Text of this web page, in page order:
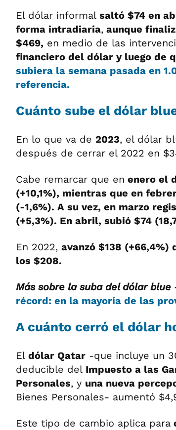
El dólar informal saltó $74 en
forma intradiaria, aunque
$469, en medio de las
financiero del dólar y luego de
subiera la semana pasada en
referencia.
Cuánto sube el dólar
En lo que va de 2023, el dólar
después de cerrar el 2022 en
Cabe remarcar que en enero el
(+10,1%), mientras que en
(-1,6%). A su vez, en marzo
(+5,3%). En abril, subió $74
En 2022, avanzó $138 (+66,4%)
los $208.
Más sobre la suba del dólar blue
récord: en la mayoría de las
A cuánto cerró el dólar
El dólar Qatar -que incluye un
deducible del Impuesto a las
Personales, y una nueva
Bienes Personales- aumentó
Este tipo de cambio aplica para